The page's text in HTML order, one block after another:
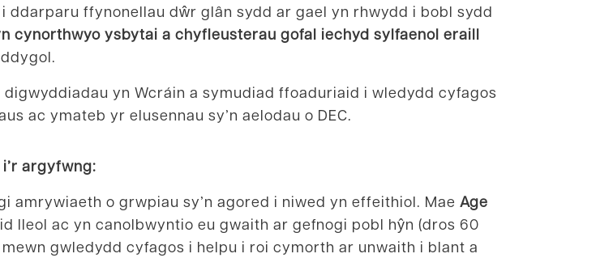
ffynonellau dŵr glân sydd ar gael yn rhwydd i bobl sydd
cynorthwyo ysbytai a chyfleusterau gofal iechyd sylfaenol eraill
yn Wcráin a symudiad ffoaduriaid i wledydd cyfagos
ac ymateb yr elusennau sy’n aelodau o DEC.
argyfwng:
amrywiaeth o grwpiau sy’n agored i niwed yn effeithiol. Mae Age
lleol ac yn canolbwyntio eu gwaith ar gefnogi pobl hŷn (dros 60
gwledydd cyfagos i helpu i roi cymorth ar unwaith i blant a